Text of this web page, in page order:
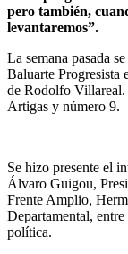
pero también,
levantaremos”.
La semana pasada
Baluarte Progresista
de Rodolfo
Artigas y número 9.
Se hizo presente el
Álvaro Guigou,
Frente Amplio,
Departamental,
política.